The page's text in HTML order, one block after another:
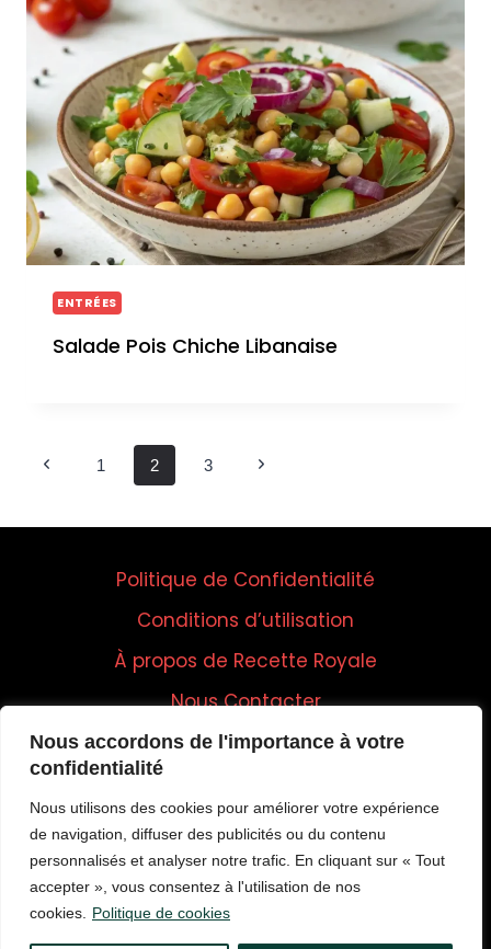
Nous accordons de l'importance à votre
confidentialité
Nous utilisons des cookies pour améliorer votre expérience
de navigation, diffuser des publicités ou du contenu
personnalisés et analyser notre trafic. En cliquant sur « Tout
accepter », vous consentez à l'utilisation de nos
cookies.
Politique de cookies
ENTRÉES
Salade Pois Chiche Libanaise
Page
Previous1 2 3
Next
Politique de Confidentialité
Conditions d’utilisation
À propos de Recette Royale
Nous Contacter